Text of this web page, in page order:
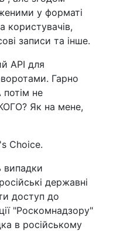
у форматі
користувачів,
записи та інше.
API для
Гарно
потім не
Як на мене,
Choice.
випадки
державні
доступ до
"Роскомнадзору"
в російському